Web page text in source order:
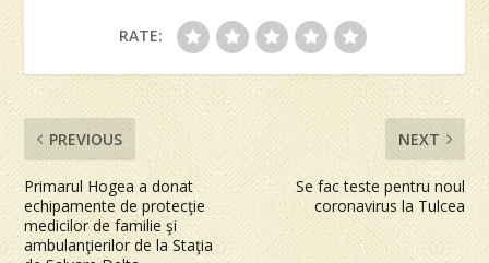
RATE:
PREVIOUS
Primarul Hogea a donat
echipamente de protecţie
medicilor de familie şi
ambulanţierilor de la Staţia
NEXT
Se fac teste pentru noul
coronavirus la Tulcea